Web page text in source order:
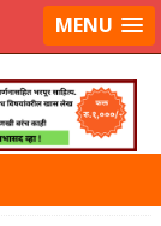
MENU